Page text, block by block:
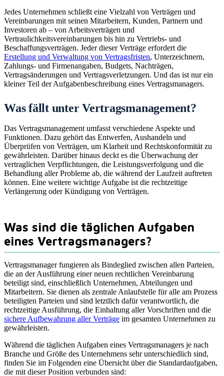
Jedes Unternehmen schließt eine Vielzahl von Verträgen und
Vereinbarungen mit seinen Mitarbeitern, Kunden, Partnern und
Investoren ab – von Arbeitsverträgen und
Vertraulichkeitsvereinbarungen bis hin zu Vertriebs- und
Beschaffungsverträgen. Jeder dieser Verträge erfordert die
Erstellung und Verwaltung von Vertragsfristen, Unterzeichnern,
Zahlungs- und Firmenangaben, Budgets, Nachträgen,
Vertragsänderungen und Vertragsverletzungen. Und das ist nur ein
kleiner Teil der Aufgabenbeschreibung eines Vertragsmanagers.
Was fällt unter Vertragsmanagement?
Das Vertragsmanagement umfasst verschiedene Aspekte und
Funktionen. Dazu gehört das Entwerfen, Aushandeln und
Überprüfen von Verträgen, um Klarheit und Rechtskonformität zu
gewährleisten. Darüber hinaus deckt es die Überwachung der
vertraglichen Verpflichtungen, die Leistungsverfolgung und die
Behandlung aller Probleme ab, die während der Laufzeit auftreten
können. Eine weitere wichtige Aufgabe ist die rechtzeitige
Verlängerung oder Kündigung von Verträgen.
Was sind die täglichen Aufgaben
eines Vertragsmanagers?
Vertragsmanager fungieren als Bindeglied zwischen allen Parteien,
die an der Ausführung einer neuen rechtlichen Vereinbarung
beteiligt sind, einschließlich Unternehmen, Abteilungen und
Mitarbeitern. Sie dienen als zentrale Anlaufstelle für alle am Prozess
beteiligten Parteien und sind letztlich dafür verantwortlich, die
rechtzeitige Ausführung, die Einhaltung aller Vorschriften und die
sichere Aufbewahrung aller Verträge im gesamten Unternehmen zu
gewährleisten.
Während die täglichen Aufgaben eines Vertragsmanagers je nach
Branche und Größe des Unternehmens sehr unterschiedlich sind,
finden Sie im Folgenden eine Übersicht über die Standardaufgaben,
die mit dieser Position verbunden sind: